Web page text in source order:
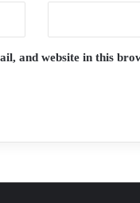
and website in this